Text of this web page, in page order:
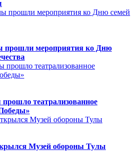
прошли мероприятия ко Дню
театрализованное
Музей обороны Тулы